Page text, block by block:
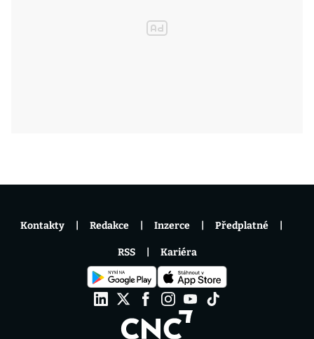
Kontakty Redakce Inzerce Předplatné
RSS Kariéra